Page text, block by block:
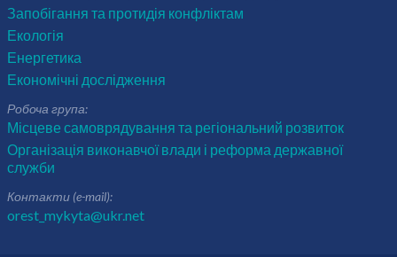
Запобігання та протидія конфліктам
Екологія
Енергетика
Економічні дослідження
Робоча група:
Місцеве самоврядування та регіональний розвиток
Організація виконавчої влади і реформа державної
служби
Контакти (e-mail):
orest_mykyta@ukr.net